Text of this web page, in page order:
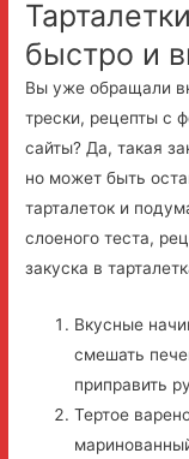
быстро и
Вы уже обращали
трески, рецепты с
сайты? Да, такая
но может быть
тарталеток и
слоеного теста,
закуска в
Вкусные
смешать
приправить
Тертое